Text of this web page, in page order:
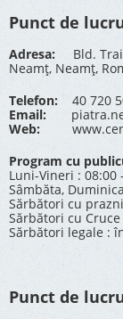
Punct de
Adresa: Bld.
Neamț, Neamț,
Telefon:40 720
Email:
Web:
Program cu
Luni-Vineri : 08:00
Sâmbăta,
Sărbători cu
Sărbători cu Cruce
Sărbători legale :
Punct de